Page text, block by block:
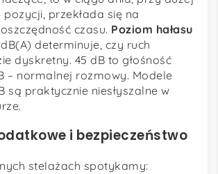
przekłada się na
czasu. Poziom hałasu
determinuje, czy ruch
dyskretny. 45 dB to głośność
– normalnej rozmowy. Modele
są praktycznie niesłyszalne w
i bezpieczeństwo
stelażach spotykamy: